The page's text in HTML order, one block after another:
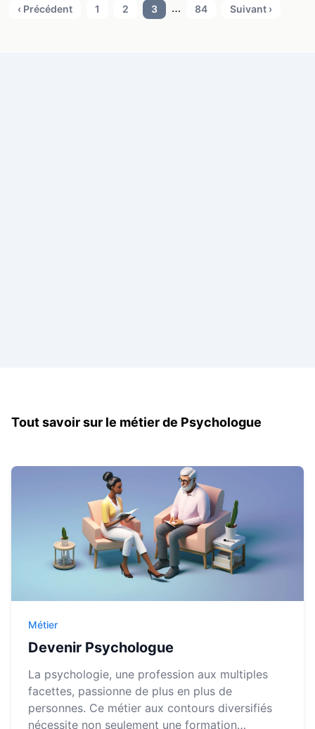
‹ Précédent 1 2 3 … 84 Suivant ›
Tout savoir sur le métier de Psychologue
Métier
Devenir Psychologue
La psychologie, une profession aux multiples
facettes, passionne de plus en plus de
personnes. Ce métier aux contours diversifiés
nécessite non seulement une formation